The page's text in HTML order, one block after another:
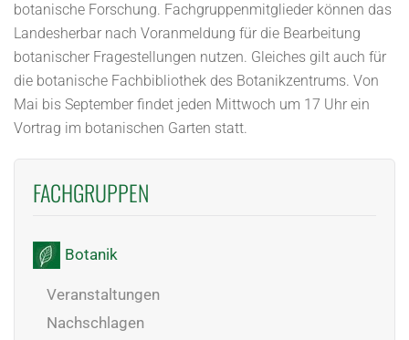
FACHGRUPPEN
Botanik
Veranstaltungen
Nachschlagen
botanische Forschung. Fachgruppenmitglieder können das
Landesherbar nach Voranmeldung für die Bearbeitung
botanischer Fragestellungen nutzen. Gleiches gilt auch für
die botanische Fachbibliothek des Botanikzentrums. Von
Mai bis September findet jeden Mittwoch um 17 Uhr ein
Vortrag im botanischen Garten statt.